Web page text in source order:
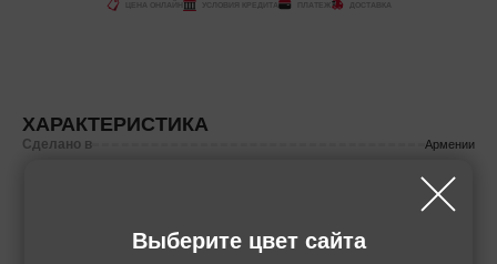
Выберите цвет сайта
ЦЕНА ОНЛАЙН УСЛОВИЯ КРЕДИТА ПЛАТЕЖ ДОСТАВКА
ХАРАКТЕРИСТИКА
Сделано в Армении